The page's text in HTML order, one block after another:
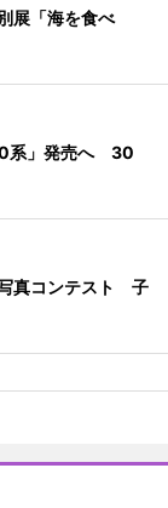
展「海を食べ
系」発売へ 30
真コンテスト 子